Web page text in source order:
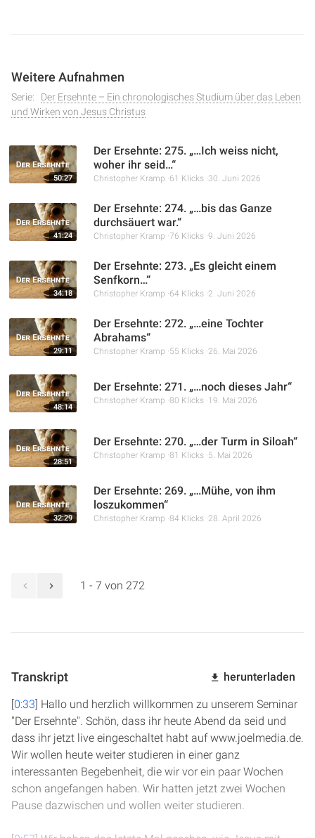
Weitere Aufnahmen
Serie:
Der Ersehnte – Ein chronologisches Studium über das Leben
und Wirken von Jesus Christus
50:27
Der Ersehnte: 275. „…Ich weiss nicht,
woher ihr seid…“
Christopher Kramp 61 Klicks 30. Juni 2026
41:24
Der Ersehnte: 274. „…bis das Ganze
durchsäuert war.“
Christopher Kramp 76 Klicks 9. Juni 2026
34:18
Der Ersehnte: 273. „Es gleicht einem
Senfkorn…“
Christopher Kramp 64 Klicks 2. Juni 2026
29:11
Der Ersehnte: 272. „…eine Tochter
Abrahams“
Christopher Kramp 55 Klicks 26. Mai 2026
48:14
Der Ersehnte: 271. „…noch dieses Jahr“
Christopher Kramp 80 Klicks 19. Mai 2026
28:51
Der Ersehnte: 270. „…der Turm in Siloah“
Christopher Kramp 81 Klicks 5. Mai 2026
32:29
Der Ersehnte: 269. „…Mühe, von ihm
loszukommen“
Christopher Kramp 84 Klicks 28. April 2026
1 - 7 von 272
Transkript herunterladen
[0:33] Hallo und herzlich willkommen zu unserem Seminar
"Der Ersehnte". Schön, dass ihr heute Abend da seid und
dass ihr jetzt live eingeschaltet habt auf www.joelmedia.de.
Wir wollen heute weiter studieren in einer ganz
interessanten Begebenheit, die wir vor ein paar Wochen
schon angefangen haben. Wir hatten jetzt zwei Wochen
Pause dazwischen und wollen weiter studieren.